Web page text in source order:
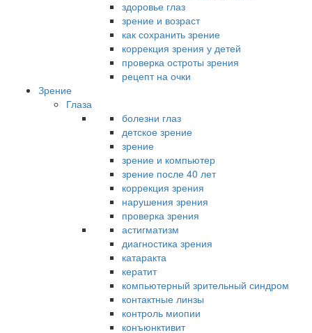
здоровье глаз
зрение и возраст
как сохранить зрение
коррекция зрения у детей
проверка остроты зрения
рецепт на очки
Зрение
Глаза
болезни глаз
детское зрение
зрение
зрение и компьютер
зрение после 40 лет
коррекция зрения
нарушения зрения
проверка зрения
астигматизм
диагностика зрения
катаракта
кератит
компьютерный зрительный синдром
контактные линзы
контроль миопии
конъюнктивит